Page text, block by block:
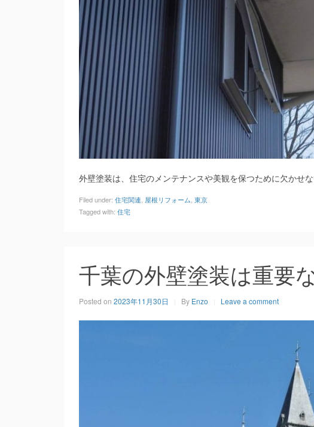
外壁塗装は、住宅のメンテナンスや美観を保つために欠かせな
Filed under: 住宅関連 屋根リフォーム 東京
Tagged with: 住宅
千葉の外壁塗装は重要
Posted on 2023年11月30日 By Enzo Leave a comment